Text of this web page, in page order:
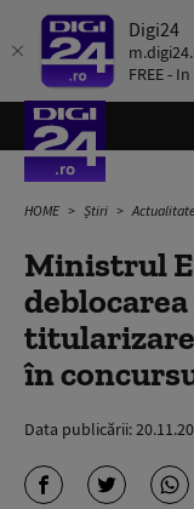
Digi24
FREE -
HOME Știri
Ministrul
în
Data publicării: